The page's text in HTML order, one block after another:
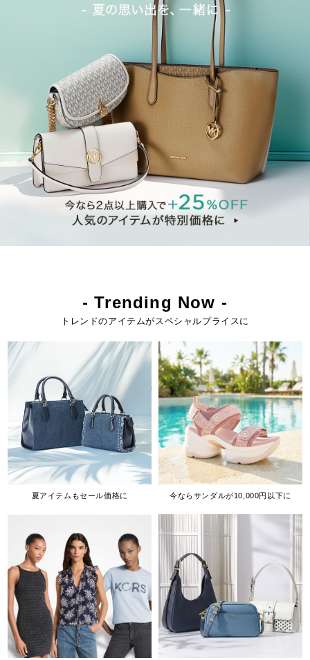
- Trending Now -
トレンドのアイテムがスペシャルプライスに
夏アイテムもセール価格に 今ならサンダルが10,000円以下に